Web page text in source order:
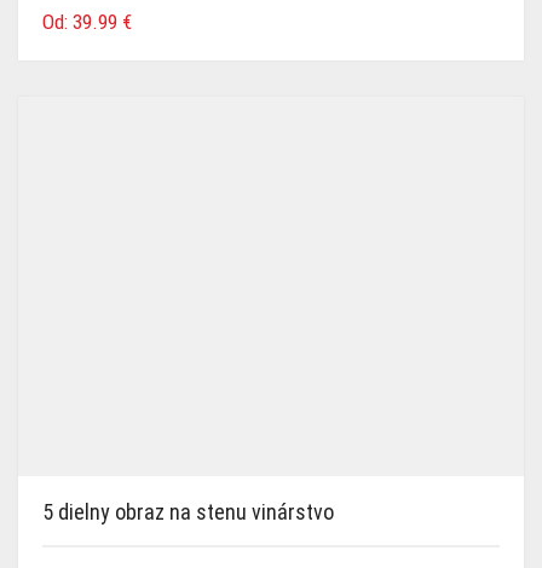
Od: 39.99 €
5 dielny obraz na stenu vinárstvo